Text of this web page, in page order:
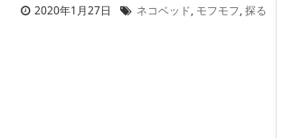
2020年1月27日 ネコベッド, モフモフ,探る